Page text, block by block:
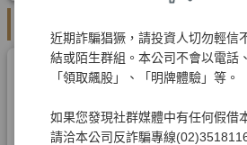
近期詐騙猖獗，請投資人切勿輕信
結或陌生群組。本公司不會以電話
「領取飆股」、「明牌體驗」等。
如果您發現社群媒體中有任何假借
請洽本公司反詐騙專線